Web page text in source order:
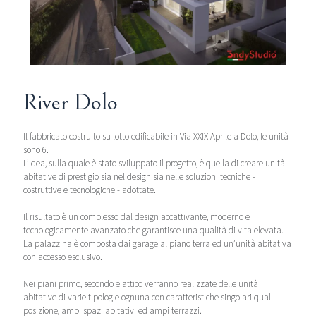
River Dolo
Il fabbricato costruito su lotto edificabile in Via XXIX Aprile a Dolo, le unità
sono 6.
L’idea, sulla quale è stato sviluppato il progetto, è quella di creare unità
abitative di prestigio sia nel design sia nelle soluzioni tecniche -
costruttive e tecnologiche - adottate.
Il risultato è un complesso dal design accattivante, moderno e
tecnologicamente avanzato che garantisce una qualità di vita elevata.
La palazzina è composta dai garage al piano terra ed un’unità abitativa
con accesso esclusivo.
Nei piani primo, secondo e attico verranno realizzate delle unità
abitative di varie tipologie ognuna con caratteristiche singolari quali
posizione, ampi spazi abitativi ed ampi terrazzi.